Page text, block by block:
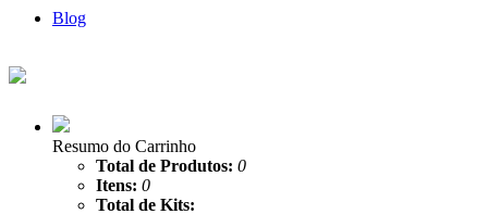
Blog
Resumo do Carrinho
Total de Produtos: 0
Itens: 0
Total de Kits: